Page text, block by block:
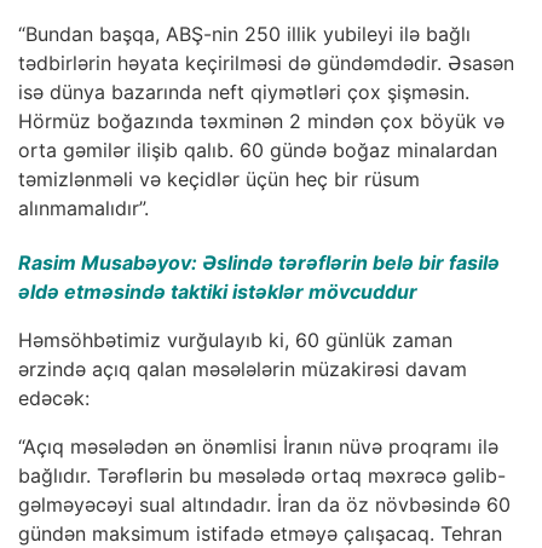
“Bundan başqa, ABŞ-nin 250 illik yubileyi ilə bağlı
tədbirlərin həyata keçirilməsi də gündəmdədir. Əsasən
isə dünya bazarında neft qiymətləri çox şişməsin.
Hörmüz boğazında təxminən 2 mindən çox böyük və
orta gəmilər ilişib qalıb. 60 gündə boğaz minalardan
təmizlənməli və keçidlər üçün heç bir rüsum
alınmamalıdır”.
Rasim Musabəyov: Əslində tərəflərin belə bir fasilə
əldə etməsində taktiki istəklər mövcuddur
Həmsöhbətimiz vurğulayıb ki, 60 günlük zaman
ərzində açıq qalan məsələlərin müzakirəsi davam
edəcək:
“Açıq məsələdən ən önəmlisi İranın nüvə proqramı ilə
bağlıdır. Tərəflərin bu məsələdə ortaq məxrəcə gəlib-
gəlməyəcəyi sual altındadır. İran da öz növbəsində 60
gündən maksimum istifadə etməyə çalışacaq. Tehran